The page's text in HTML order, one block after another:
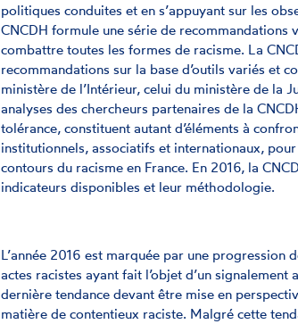
politiques conduites et en s’appuyant sur les
CNCDH formule une série de recommandations
combattre toutes les formes de racisme. La
recommandations sur la base d’outils variés et
ministère de l’Intérieur, celui du ministère de la
analyses des chercheurs partenaires de la
tolérance, constituent autant d’éléments à
institutionnels, associatifs et internationaux,
contours du racisme en France. En 2016, la
indicateurs disponibles et leur méthodologie.
L’année 2016 est marquée par une progression
actes racistes ayant fait l’objet d’un
dernière tendance devant être mise en
matière de contentieux raciste. Malgré cette